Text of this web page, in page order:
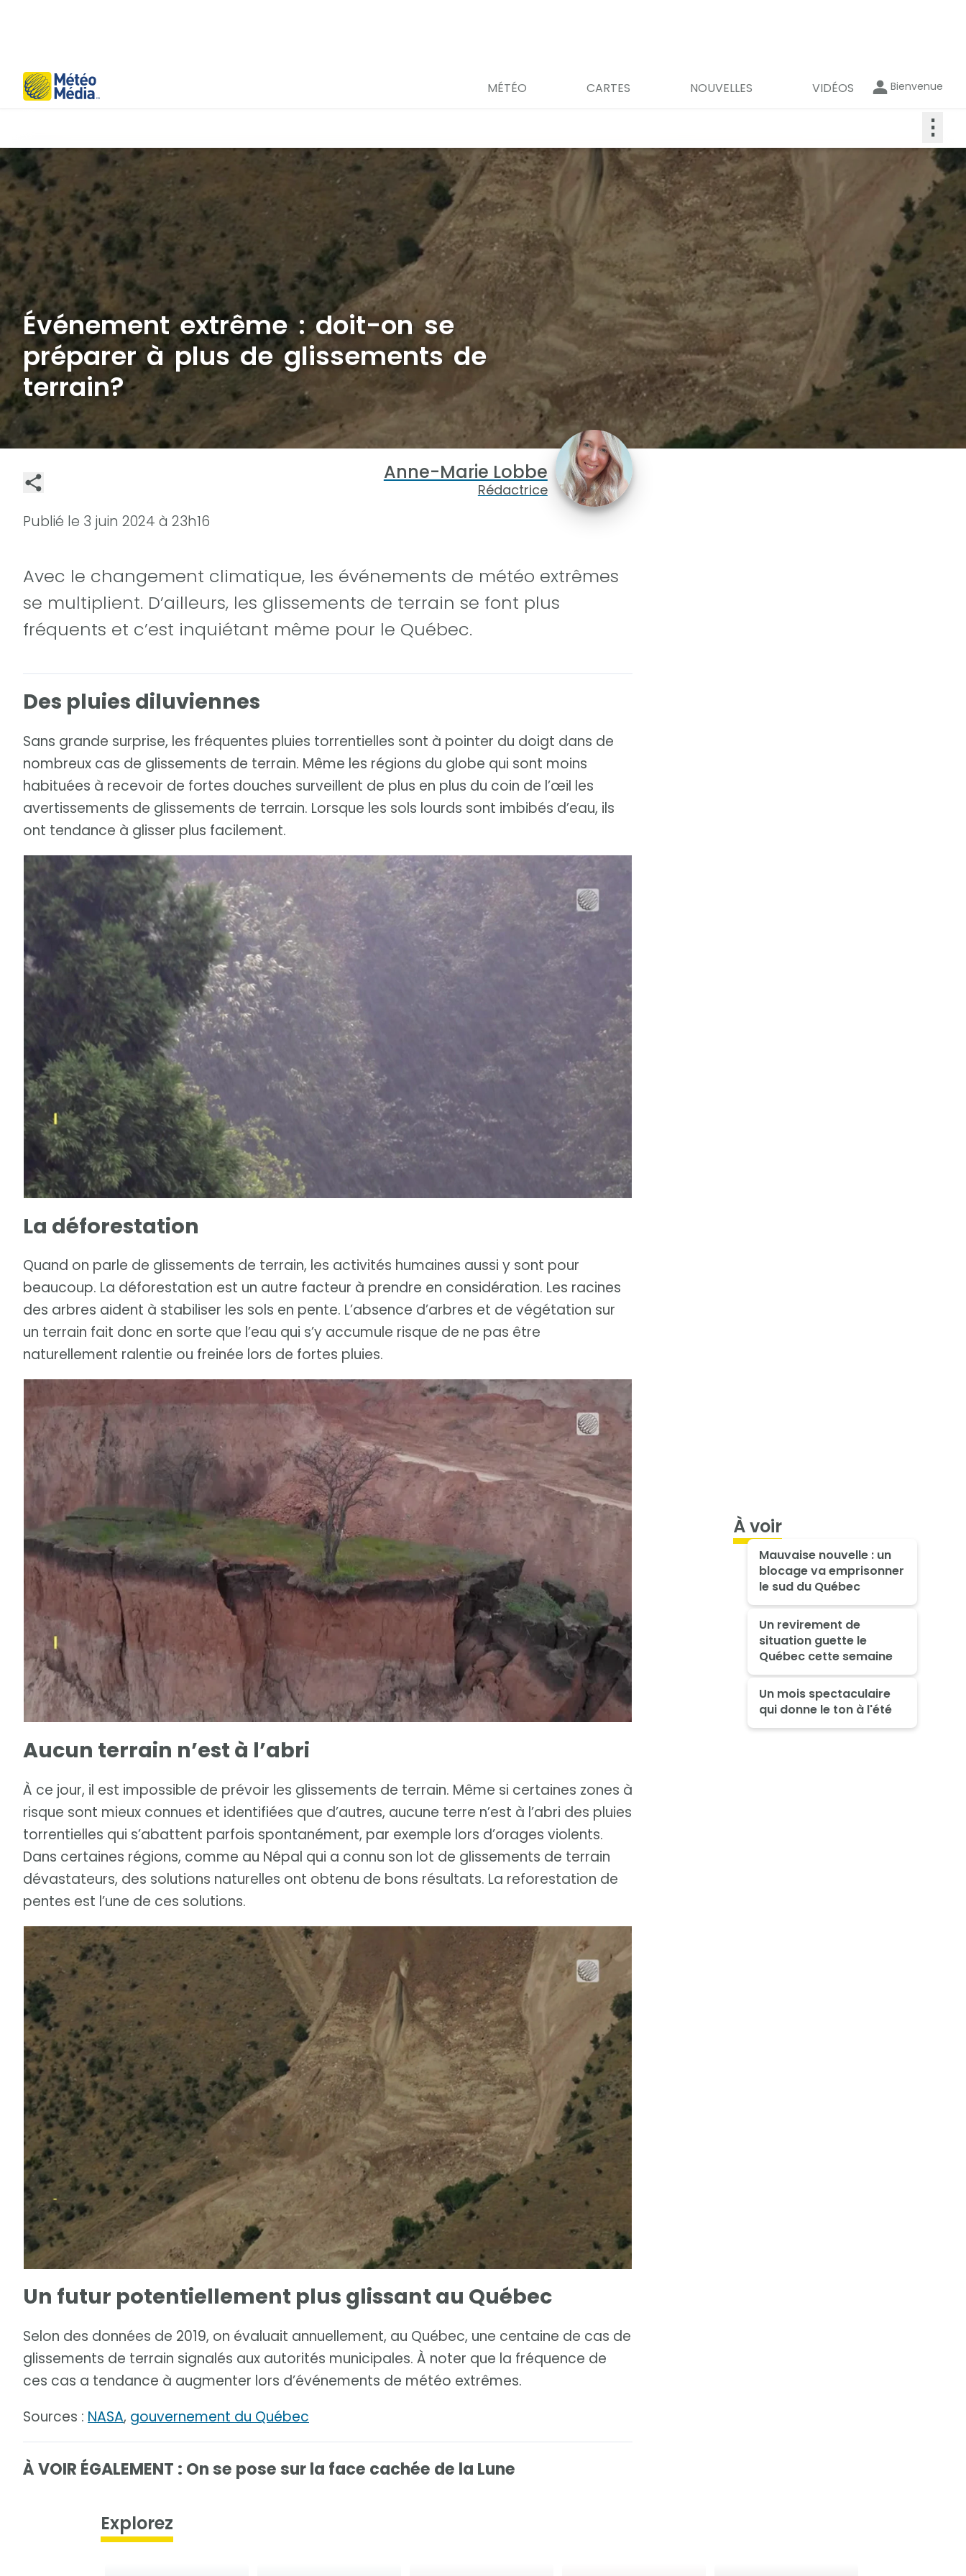
MÉTÉO CARTES NOUVELLES VIDÉOS Bienvenue
⋮
Événement extrême : doit-on se
préparer à plus de glissements de
terrain?
Anne-Marie Lobbe
Rédactrice
Publié le 3 juin 2024 à 23h16
Avec le changement climatique, les événements de météo extrêmes
se multiplient. D’ailleurs, les glissements de terrain se font plus
fréquents et c’est inquiétant même pour le Québec.
Des pluies diluviennes
Sans grande surprise, les fréquentes pluies torrentielles sont à pointer du doigt dans de
nombreux cas de glissements de terrain. Même les régions du globe qui sont moins
habituées à recevoir de fortes douches surveillent de plus en plus du coin de l’œil les
avertissements de glissements de terrain. Lorsque les sols lourds sont imbibés d’eau, ils
ont tendance à glisser plus facilement.
La déforestation
Quand on parle de glissements de terrain, les activités humaines aussi y sont pour
beaucoup. La déforestation est un autre facteur à prendre en considération. Les racines
des arbres aident à stabiliser les sols en pente. L’absence d’arbres et de végétation sur
un terrain fait donc en sorte que l’eau qui s’y accumule risque de ne pas être
naturellement ralentie ou freinée lors de fortes pluies.
Aucun terrain n’est à l’abri
À ce jour, il est impossible de prévoir les glissements de terrain. Même si certaines zones à
risque sont mieux connues et identifiées que d’autres, aucune terre n’est à l’abri des pluies
torrentielles qui s’abattent parfois spontanément, par exemple lors d’orages violents.
Dans certaines régions, comme au Népal qui a connu son lot de glissements de terrain
dévastateurs, des solutions naturelles ont obtenu de bons résultats. La reforestation de
pentes est l’une de ces solutions.
Un futur potentiellement plus glissant au Québec
Selon des données de 2019, on évaluait annuellement, au Québec, une centaine de cas de
glissements de terrain signalés aux autorités municipales. À noter que la fréquence de
ces cas a tendance à augmenter lors d’événements de météo extrêmes.
Sources : NASA, gouvernement du Québec
À VOIR ÉGALEMENT : On se pose sur la face cachée de la Lune
À voir
Mauvaise nouvelle : un
blocage va emprisonner
le sud du Québec
Un revirement de
situation guette le
Québec cette semaine
Un mois spectaculaire
qui donne le ton à l'été
Explorez